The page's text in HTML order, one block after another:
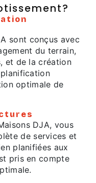
sont conçus avec
du terrain,
et de la création
optimale de
DJA, vous
de services et
planifiées aux
pris en compte